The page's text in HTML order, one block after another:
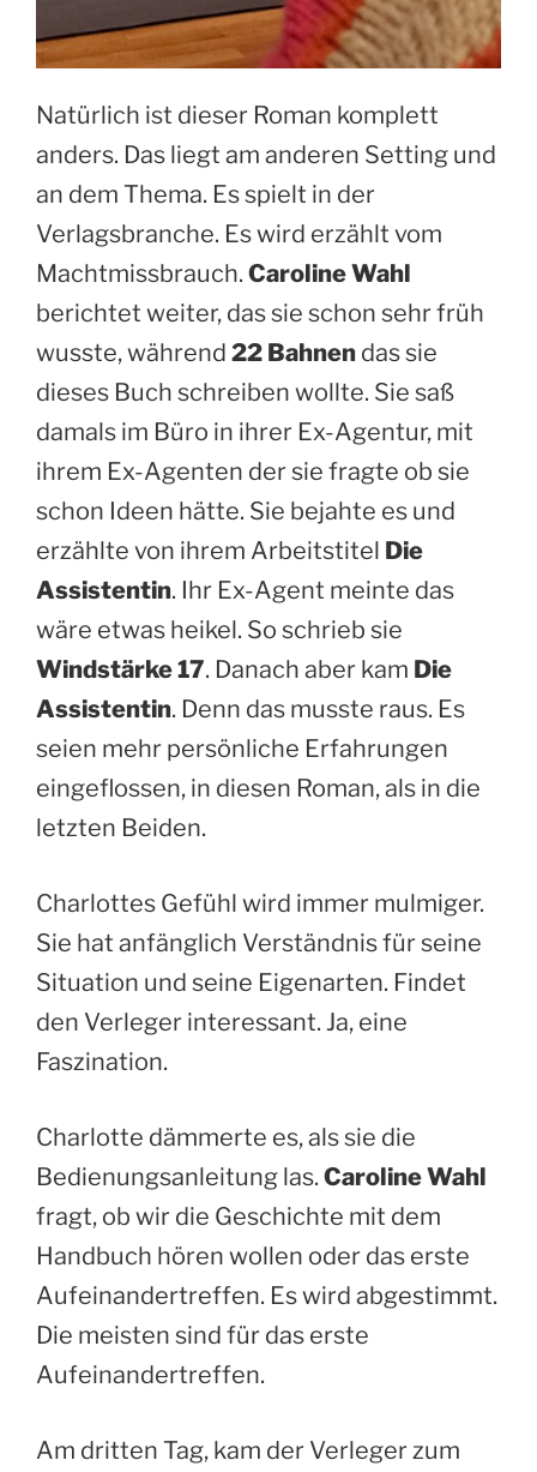
Natürlich ist dieser Roman komplett
anders. Das liegt am anderen Setting und
an dem Thema. Es spielt in der
Verlagsbranche. Es wird erzählt vom
Machtmissbrauch. Caroline Wahl
berichtet weiter, das sie schon sehr früh
wusste, während 22 Bahnen das sie
dieses Buch schreiben wollte. Sie saß
damals im Büro in ihrer Ex-Agentur, mit
ihrem Ex-Agenten der sie fragte ob sie
schon Ideen hätte. Sie bejahte es und
erzählte von ihrem Arbeitstitel Die
Assistentin. Ihr Ex-Agent meinte das
wäre etwas heikel. So schrieb sie
Windstärke 17. Danach aber kam Die
Assistentin. Denn das musste raus. Es
seien mehr persönliche Erfahrungen
eingeflossen, in diesen Roman, als in die
letzten Beiden.
Charlottes Gefühl wird immer mulmiger.
Sie hat anfänglich Verständnis für seine
Situation und seine Eigenarten. Findet
den Verleger interessant. Ja, eine
Faszination.
Charlotte dämmerte es, als sie die
Bedienungsanleitung las. Caroline Wahl
fragt, ob wir die Geschichte mit dem
Handbuch hören wollen oder das erste
Aufeinandertreffen. Es wird abgestimmt.
Die meisten sind für das erste
Aufeinandertreffen.
Am dritten Tag, kam der Verleger zum